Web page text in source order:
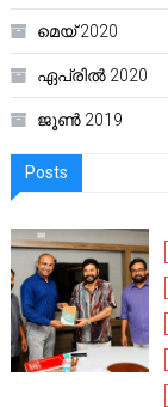
മെയ്‌ 2020
ഏപ്രിൽ 2020
ജൂൺ 2019
Posts